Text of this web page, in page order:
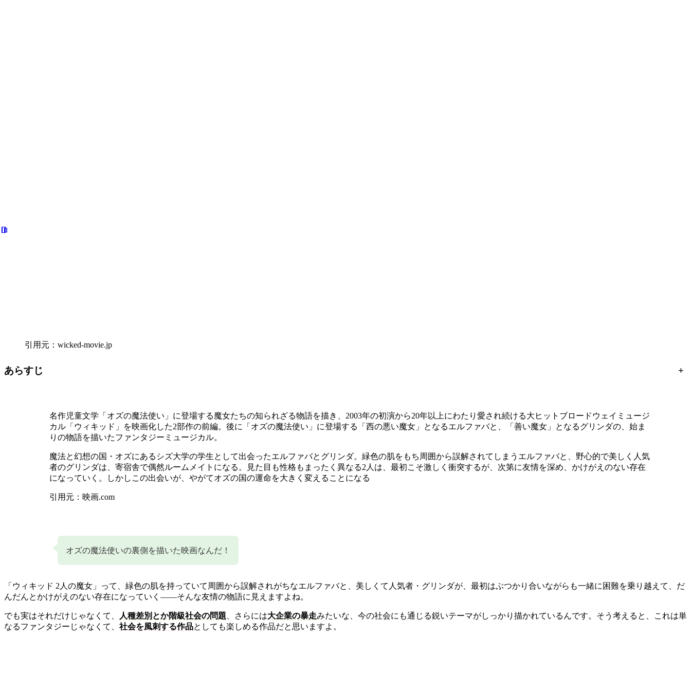
引用元：wicked-movie.jp
あらすじ +
名作児童文学「オズの魔法使い」に登場する魔女たちの知られざる物語を描き、2003年の初演から20年以上にわたり愛され続ける大ヒットブロードウェイミュージ
カル「ウィキッド」を映画化した2部作の前編。後に「オズの魔法使い」に登場する「西の悪い魔女」となるエルファバと、「善い魔女」となるグリンダの、始ま
りの物語を描いたファンタジーミュージカル。
魔法と幻想の国・オズにあるシズ大学の学生として出会ったエルファバとグリンダ。緑色の肌をもち周囲から誤解されてしまうエルファバと、野心的で美しく人気
者のグリンダは、寄宿舎で偶然ルームメイトになる。見た目も性格もまったく異なる2人は、最初こそ激しく衝突するが、次第に友情を深め、かけがえのない存在
になっていく。しかしこの出会いが、やがてオズの国の運命を大きく変えることになる
引用元：映画.com
オズの魔法使いの裏側を描いた映画なんだ！
「ウィキッド 2人の魔女」って、緑色の肌を持っていて周囲から誤解されがちなエルファバと、美しくて人気者・グリンダが、最初はぶつかり合いながらも一緒に困難を乗り越えて、だ
んだんとかけがえのない存在になっていく――そんな友情の物語に見えますよね。
でも実はそれだけじゃなくて、 人種差別とか階級社会の問題 、さらには大企業の暴走みたいな、今の社会にも通じる鋭いテーマがしっかり描かれているんです。そう考えると、これは単
なるファンタジーじゃなくて、 社会を風刺する作品としても楽しめる作品だと思いますよ。